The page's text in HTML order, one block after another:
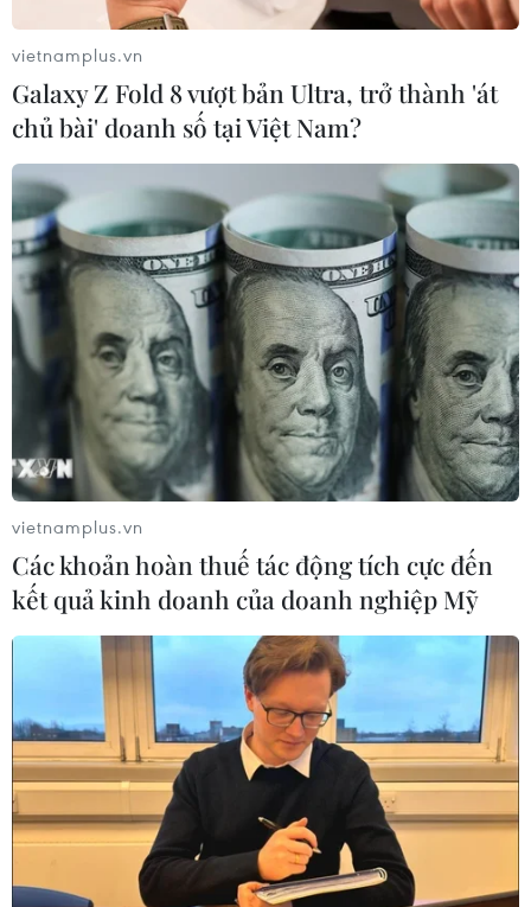
vietnamplus.vn
Galaxy Z Fold 8 vượt bản Ultra, trở thành 'át
chủ bài' doanh số tại Việt Nam?
vietnamplus.vn
Các khoản hoàn thuế tác động tích cực đến
kết quả kinh doanh của doanh nghiệp Mỹ